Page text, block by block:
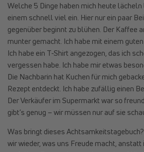
Welche 5 Dinge haben mich heute
einem schnell viel ein. Hier nur ein paar
gegenüber beginnt zu blühen. Der Kaffee
munter gemacht. Ich habe mit einem
Ich habe ein T-Shirt angezogen, das ich
vergessen habe. Ich habe mir etwas
Die Nachbarin hat Kuchen für mich
Rezept entdeckt. Ich habe zufällig einen
Der Verkäufer im Supermarkt war so
gibt’s genug – wir müssen nur auf sie
Was bringt dieses
wir wieder, was uns Freude macht, anstatt